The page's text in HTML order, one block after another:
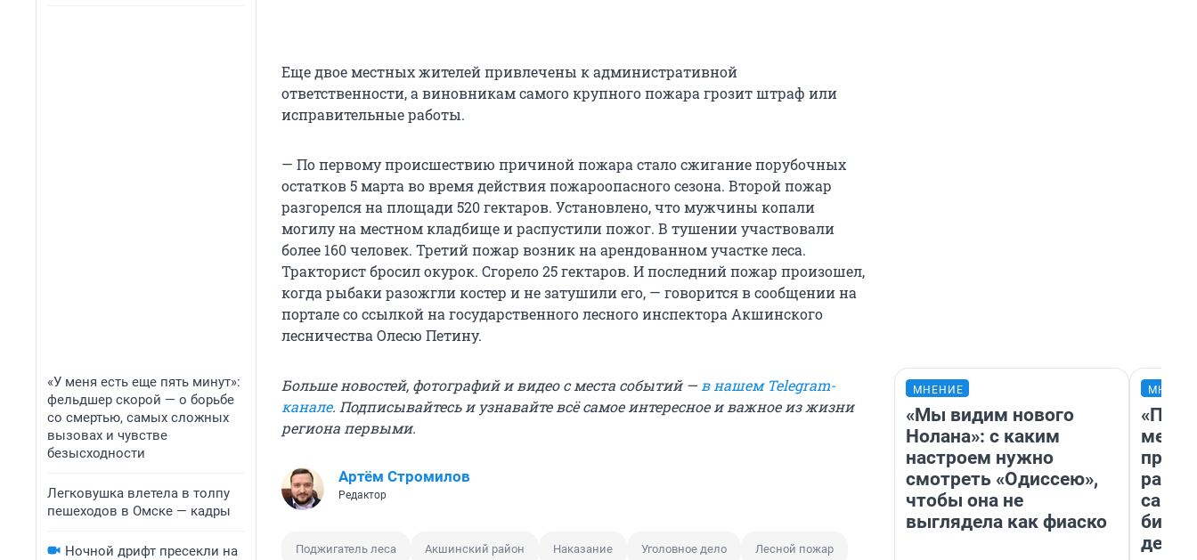
«У меня есть еще пять минут»:
фельдшер скорой — о борьбе
со смертью, самых сложных
вызовах и чувстве
безысходности
Легковушка влетела в толпу
пешеходов в Омске — кадры
Ночной дрифт пресекли на
Еще двое местных жителей привлечены к административной
ответственности, а виновникам самого крупного пожара грозит штраф или
исправительные работы.
— По первому происшествию причиной пожара стало сжигание порубочных
остатков 5 марта во время действия пожароопасного сезона. Второй пожар
разгорелся на площади 520 гектаров. Установлено, что мужчины копали
могилу на местном кладбище и распустили пожог. В тушении участвовали
более 160 человек. Третий пожар возник на арендованном участке леса.
Тракторист бросил окурок. Сгорело 25 гектаров. И последний пожар произошел,
когда рыбаки разожгли костер и не затушили его, — говорится в сообщении на
портале со ссылкой на государственного лесного инспектора Акшинского
лесничества Олесю Петину.
Больше новостей, фотографий и видео с места событий — в нашем Telegram-
канале. Подписывайтесь и узнавайте всё самое интересное и важное из жизни
региона первыми.
Артём Стромилов
Редактор
Поджигатель леса Акшинский район Наказание Уголовное дело Лесной пожар
МНЕНИЕ
«Мы видим нового
Нолана»: с каким
настроем нужно
смотреть «Одиссею»,
чтобы она не
выглядела как фиаско